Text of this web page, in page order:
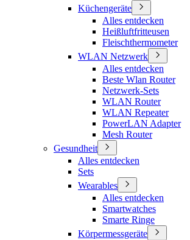
Küchengeräte
Alles entdecken
Heißluftfritteusen
Fleischthermometer
WLAN Netzwerk
Alles entdecken
Beste Wlan Router
Netzwerk-Sets
WLAN Router
WLAN Repeater
PowerLAN Adapter
Mesh Router
Gesundheit
Alles entdecken
Sets
Wearables
Alles entdecken
Smartwatches
Smarte Ringe
Körpermessgeräte